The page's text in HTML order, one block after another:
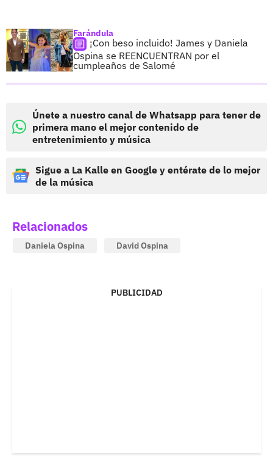
Farándula
¡Con beso incluido! James y Daniela
Ospina se REENCUENTRAN por el
cumpleaños de Salomé
Únete a nuestro canal de Whatsapp para tener de
primera mano el mejor contenido de
entretenimiento y música
Sigue a La Kalle en Google y entérate de lo mejor
de la música
Relacionados
Daniela Ospina David Ospina
PUBLICIDAD